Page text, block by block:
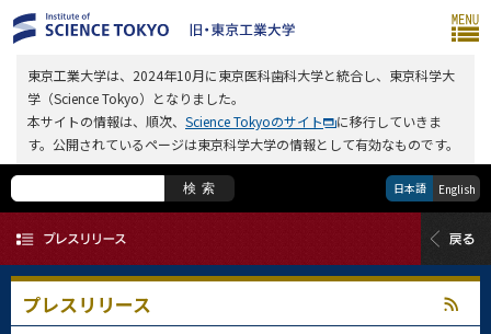
東京工業大学は、2024年10月に東京医科歯科大学と統合し、東京科学大
学（Science Tokyo）となりました。
本サイトの情報は、順次、 Science Tokyoのサイト
に移行していきま
す。公開されているページは東京科学大学の情報として有効なものです。
検索 日本語 English
プレスリリース